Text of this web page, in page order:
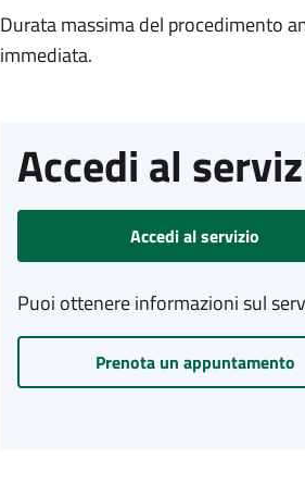
Durata massima del procedimento
immediata.
Accedi al
Accedi al servizio
Puoi ottenere informazioni sul
Prenota un appuntamento